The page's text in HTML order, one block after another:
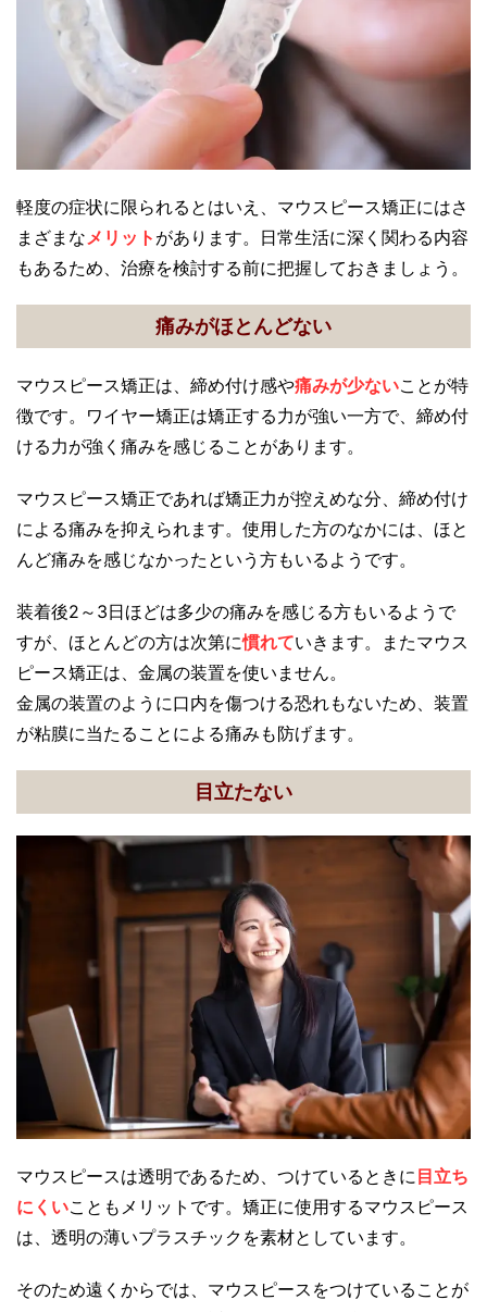
軽度の症状に限られるとはいえ、マウスピース矯正にはさ
まざまな メリット があります。日常生活に深く関わる内容
もあるため、治療を検討する前に把握しておきましょう。
痛みがほとんどない
マウスピース矯正は、締め付け感や痛みが少ないことが特
徴です。ワイヤー矯正は矯正する力が強い一方で、締め付
ける力が強く痛みを感じることがあります。
マウスピース矯正であれば矯正力が控えめな分、締め付け
による痛みを抑えられます。使用した方のなかには、ほと
んど痛みを感じなかったという方もいるようです。
装着後2～3日ほどは多少の痛みを感じる方もいるようで
すが、ほとんどの方は次第に慣れていきます。またマウス
ピース矯正は、金属の装置を使いません。
金属の装置のように口内を傷つける恐れもないため、装置
が粘膜に当たることによる痛みも防げます。
目立たない
マウスピースは透明であるため、つけているときに 目立ち
にくいこともメリットです。矯正に使用するマウスピース
は、透明の薄いプラスチックを素材としています。
そのため遠くからでは、マウスピースをつけていることが